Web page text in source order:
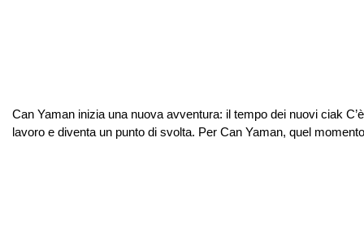
Can Yaman inizia una nuova avventura: il tempo dei nuovi ciak
lavoro e diventa un punto di svolta. Per Can Yaman, quel